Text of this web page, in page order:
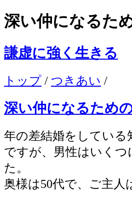
深い仲になるた
謙虚に強く生きる
トップ / つきあい /
深い仲になるため
年の差結婚をしてい
ですが、男性はいく
た。
奥様は50代で、ご主人